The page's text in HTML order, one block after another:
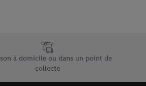
à domicile ou dans un point de
collecte